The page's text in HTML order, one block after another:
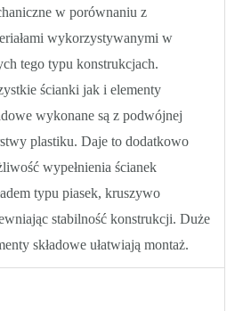
w porównaniu z
wykorzystywanymi w
tego typu konstrukcjach.
ścianki jak i elementy
wykonane są z podwójnej
plastiku. Daje to dodatkowo
wypełnienia ścianek
typu piasek, kruszywo
stabilność konstrukcji. Duże
składowe ułatwiają montaż.